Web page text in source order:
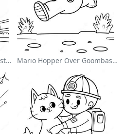
Wwe Bryter Hopper På Motstander Fargeleggingsside Mario Hopper Over Goombas Fargeleggingsside